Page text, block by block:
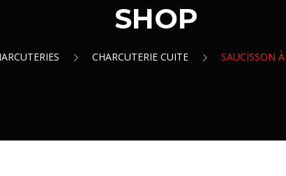
SHOP
CHARCUTERIE CUITE SAUCISSON